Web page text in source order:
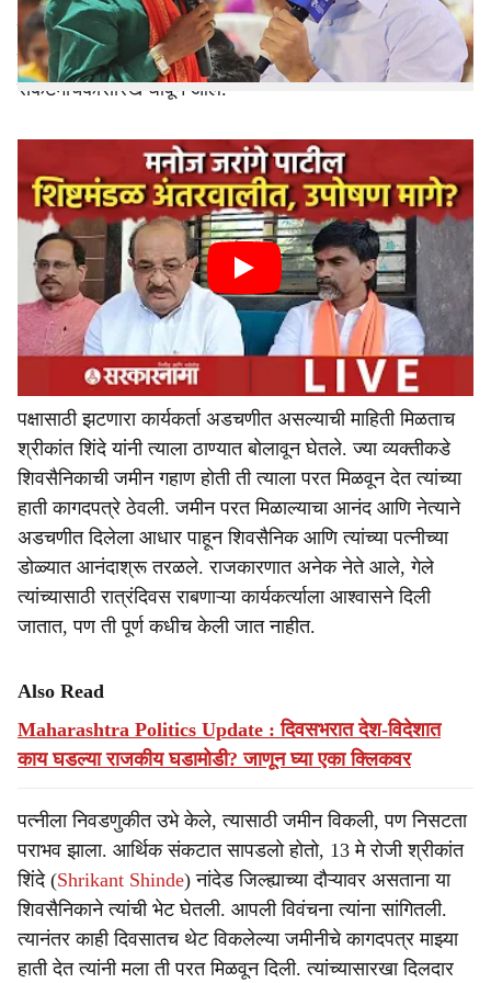
पराभव लिहला होता. हातची जमीन गेल्यामुळे आर्थिक संकटात
सापडलेल्या शिवसैनिकासाठी खासदार श्रीकांत शिंदे हे
संकटमोचकासारखे धावून आले.
पक्षासाठी झटणारा कार्यकर्ता अडचणीत असल्याची माहिती मिळताच
श्रीकांत शिंदे यांनी त्याला ठाण्यात बोलावून घेतले. ज्या व्यक्तीकडे
शिवसैनिकाची जमीन गहाण होती ती त्याला परत मिळवून देत त्यांच्या
हाती कागदपत्रे ठेवली. जमीन परत मिळाल्याचा आनंद आणि नेत्याने
अडचणीत दिलेला आधार पाहून शिवसैनिक आणि त्यांच्या पत्नीच्या
डोळ्यात आनंदाश्रू तरळले. राजकारणात अनेक नेते आले, गेले
त्यांच्यासाठी रात्रंदिवस राबणाऱ्या कार्यकर्त्याला आश्वासने दिली
जातात, पण ती पूर्ण कधीच केली जात नाहीत.
Also Read
Maharashtra Politics Update : दिवसभरात देश-विदेशात
काय घडल्या राजकीय घडामोडी? जाणून घ्या एका क्लिकवर
पत्नीला निवडणुकीत उभे केले, त्यासाठी जमीन विकली, पण निसटता
पराभव झाला. आर्थिक संकटात सापडलो होतो, 13 मे रोजी श्रीकांत
शिंदे (Shrikant Shinde) नांदेड जिल्ह्याच्या दौऱ्यावर असताना या
शिवसैनिकाने त्यांची भेट घेतली. आपली विवंचना त्यांना सांगितली.
त्यानंतर काही दिवसातच थेट विकलेल्या जमीनीचे कागदपत्र माझ्या
हाती देत त्यांनी मला ती परत मिळवून दिली. त्यांच्यासारखा दिलदार